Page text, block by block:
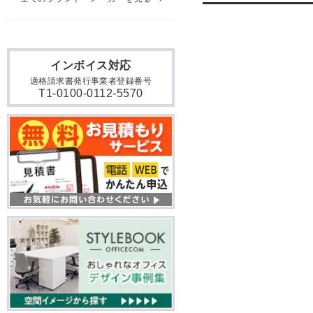
インボイス対応
適格請求書発行事業者登録番号
T1-0100-0112-5570